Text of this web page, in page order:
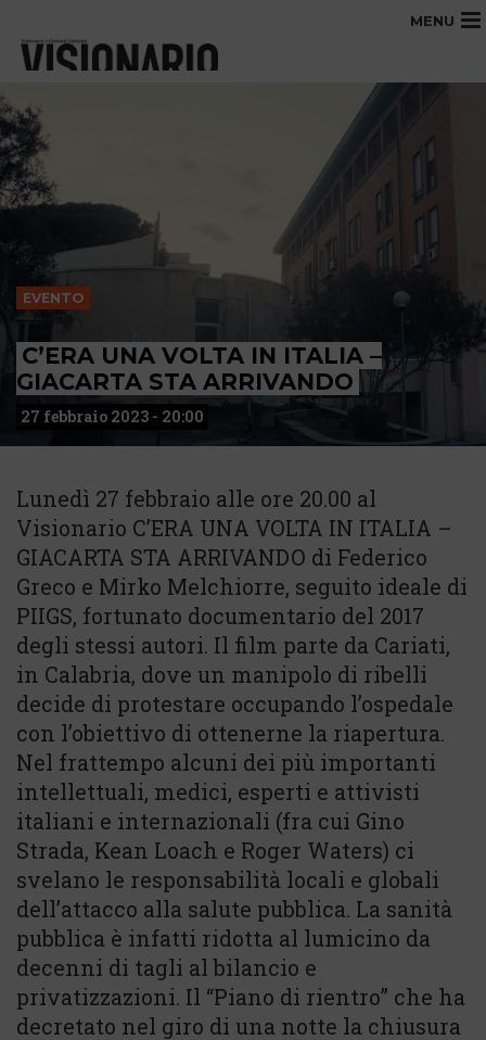
MENU
EVENTO
C’ERA UNA VOLTA IN ITALIA –
GIACARTA STA ARRIVANDO
27 febbraio 2023 - 20:00
Lunedì 27 febbraio alle ore 20.00 al
Visionario C’ERA UNA VOLTA IN ITALIA –
GIACARTA STA ARRIVANDO di Federico
Greco e Mirko Melchiorre, seguito ideale di
PIIGS, fortunato documentario del 2017
degli stessi autori. Il film parte da Cariati,
in Calabria, dove un manipolo di ribelli
decide di protestare occupando l’ospedale
con l’obiettivo di ottenerne la riapertura.
Nel frattempo alcuni dei più importanti
intellettuali, medici, esperti e attivisti
italiani e internazionali (fra cui Gino
Strada, Kean Loach e Roger Waters) ci
svelano le responsabilità locali e globali
dell’attacco alla salute pubblica. La sanità
pubblica è infatti ridotta al lumicino da
decenni di tagli al bilancio e
privatizzazioni. Il “Piano di rientro” che ha
decretato nel giro di una notte la chiusura